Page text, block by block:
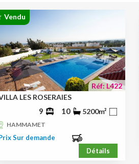
Vendu
Réf: L422
LES ROSERAIES
9 10 5200m²
HAMMAMET
Sur demande
Détails